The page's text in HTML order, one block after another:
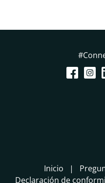
Inicio
Declaración de